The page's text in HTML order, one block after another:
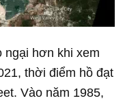
ngại hơn khi xem
thời điểm hồ đạt
Vào năm 1985,